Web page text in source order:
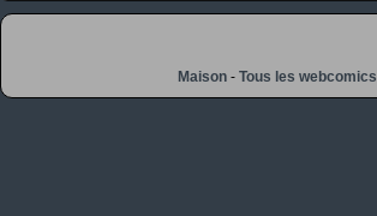
Maison -Tous les webcomics